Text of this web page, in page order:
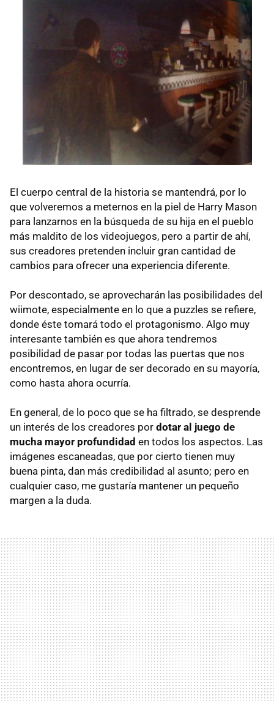
El cuerpo central de la historia se mantendrá, por lo
que volveremos a meternos en la piel de Harry Mason
para lanzarnos en la búsqueda de su hija en el pueblo
más maldito de los videojuegos, pero a partir de ahí,
sus creadores pretenden incluir gran cantidad de
cambios para ofrecer una experiencia diferente.
Por descontado, se aprovecharán las posibilidades del
wiimote, especialmente en lo que a puzzles se refiere,
donde éste tomará todo el protagonismo. Algo muy
interesante también es que ahora tendremos
posibilidad de pasar por todas las puertas que nos
encontremos, en lugar de ser decorado en su mayoría,
como hasta ahora ocurría.
En general, de lo poco que se ha filtrado, se desprende
un interés de los creadores por dotar al juego de
mucha mayor profundidad en todos los aspectos. Las
imágenes escaneadas, que por cierto tienen muy
buena pinta, dan más credibilidad al asunto; pero en
cualquier caso, me gustaría mantener un pequeño
margen a la duda.